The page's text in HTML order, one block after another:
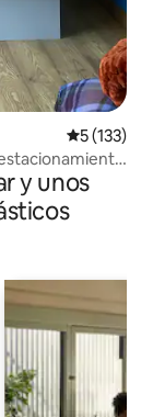
5 (133)
y unos